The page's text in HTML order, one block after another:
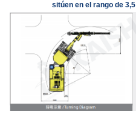
sitúen en el rango de